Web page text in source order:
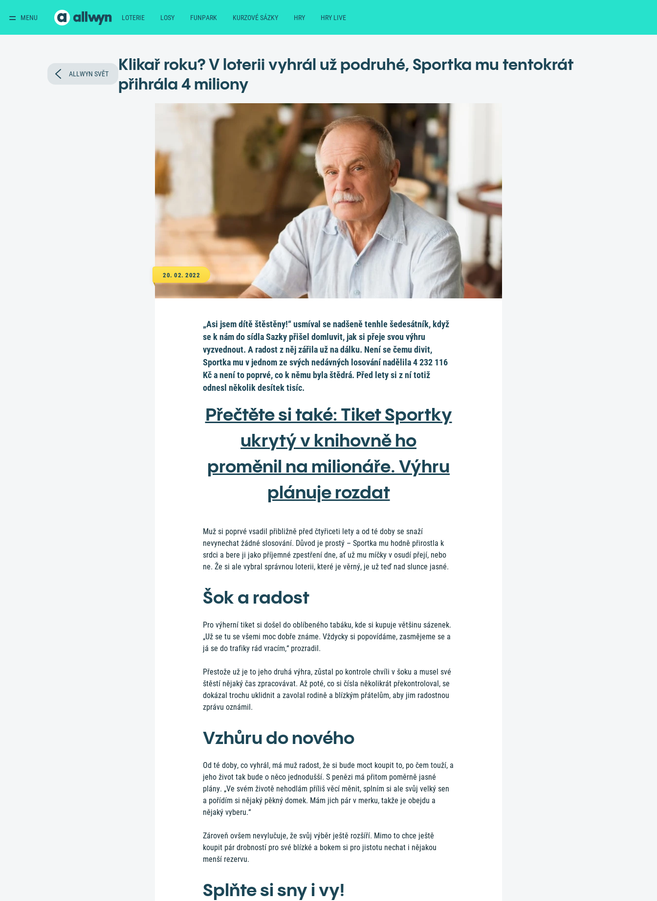
MENU LOTERIE LOSY FUNPARK KURZOVÉ SÁZKY HRY HRY LIVE
ALLWYN SVĚT
Klikař roku? V loterii vyhrál už podruhé, Sportka mu tentokrát
přihrála 4 miliony
20. 02. 2022
„Asi jsem dítě štěstěny!“ usmíval se nadšeně tenhle šedesátník, když
se k nám do sídla Sazky přišel domluvit, jak si přeje svou výhru
vyzvednout. A radost z něj zářila už na dálku. Není se čemu divit,
Sportka mu v jednom ze svých nedávných losování nadělila 4 232 116
Kč a není to poprvé, co k němu byla štědrá. Před lety si z ní totiž
odnesl několik desítek tisíc.
Přečtěte si také: Tiket Sportky
ukrytý v knihovně ho
proměnil na milionáře. Výhru
plánuje rozdat
Muž si poprvé vsadil přibližně před čtyřiceti lety a od té doby se snaží
nevynechat žádné slosování. Důvod je prostý – Sportka mu hodně přirostla k
srdci a bere ji jako příjemné zpestření dne, ať už mu míčky v osudí přejí, nebo
ne. Že si ale vybral správnou loterii, které je věrný, je už teď nad slunce jasné.
Šok a radost
Pro výherní tiket si došel do oblíbeného tabáku, kde si kupuje většinu sázenek.
„Už se tu se všemi moc dobře známe. Vždycky si popovídáme, zasmějeme se a
já se do trafiky rád vracím,“ prozradil.
Přestože už je to jeho druhá výhra, zůstal po kontrole chvíli v šoku a musel své
štěstí nějaký čas zpracovávat. Až poté, co si čísla několikrát překontroloval, se
dokázal trochu uklidnit a zavolal rodině a blízkým přátelům, aby jim radostnou
zprávu oznámil.
Vzhůru do nového
Od té doby, co vyhrál, má muž radost, že si bude moct koupit to, po čem touží, a
jeho život tak bude o něco jednodušší. S penězi má přitom poměrně jasné
plány. „Ve svém životě nehodlám příliš věcí měnit, splním si ale svůj velký sen
a pořídím si nějaký pěkný domek. Mám jich pár v merku, takže je obejdu a
nějaký vyberu.“
Zároveň ovšem nevylučuje, že svůj výběr ještě rozšíří. Mimo to chce ještě
koupit pár drobností pro své blízké a bokem si pro jistotu nechat i nějakou
menší rezervu.
Splňte si sny i vy!